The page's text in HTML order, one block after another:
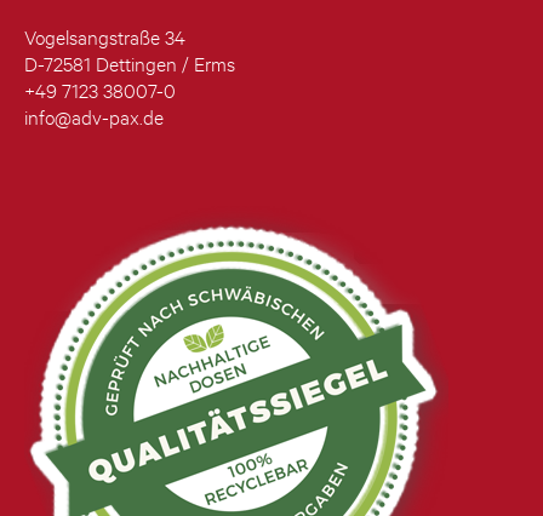
Vogelsangstraße 34
D-72581 Dettingen / Erms
+49 7123 38007-0
info@adv-pax.de